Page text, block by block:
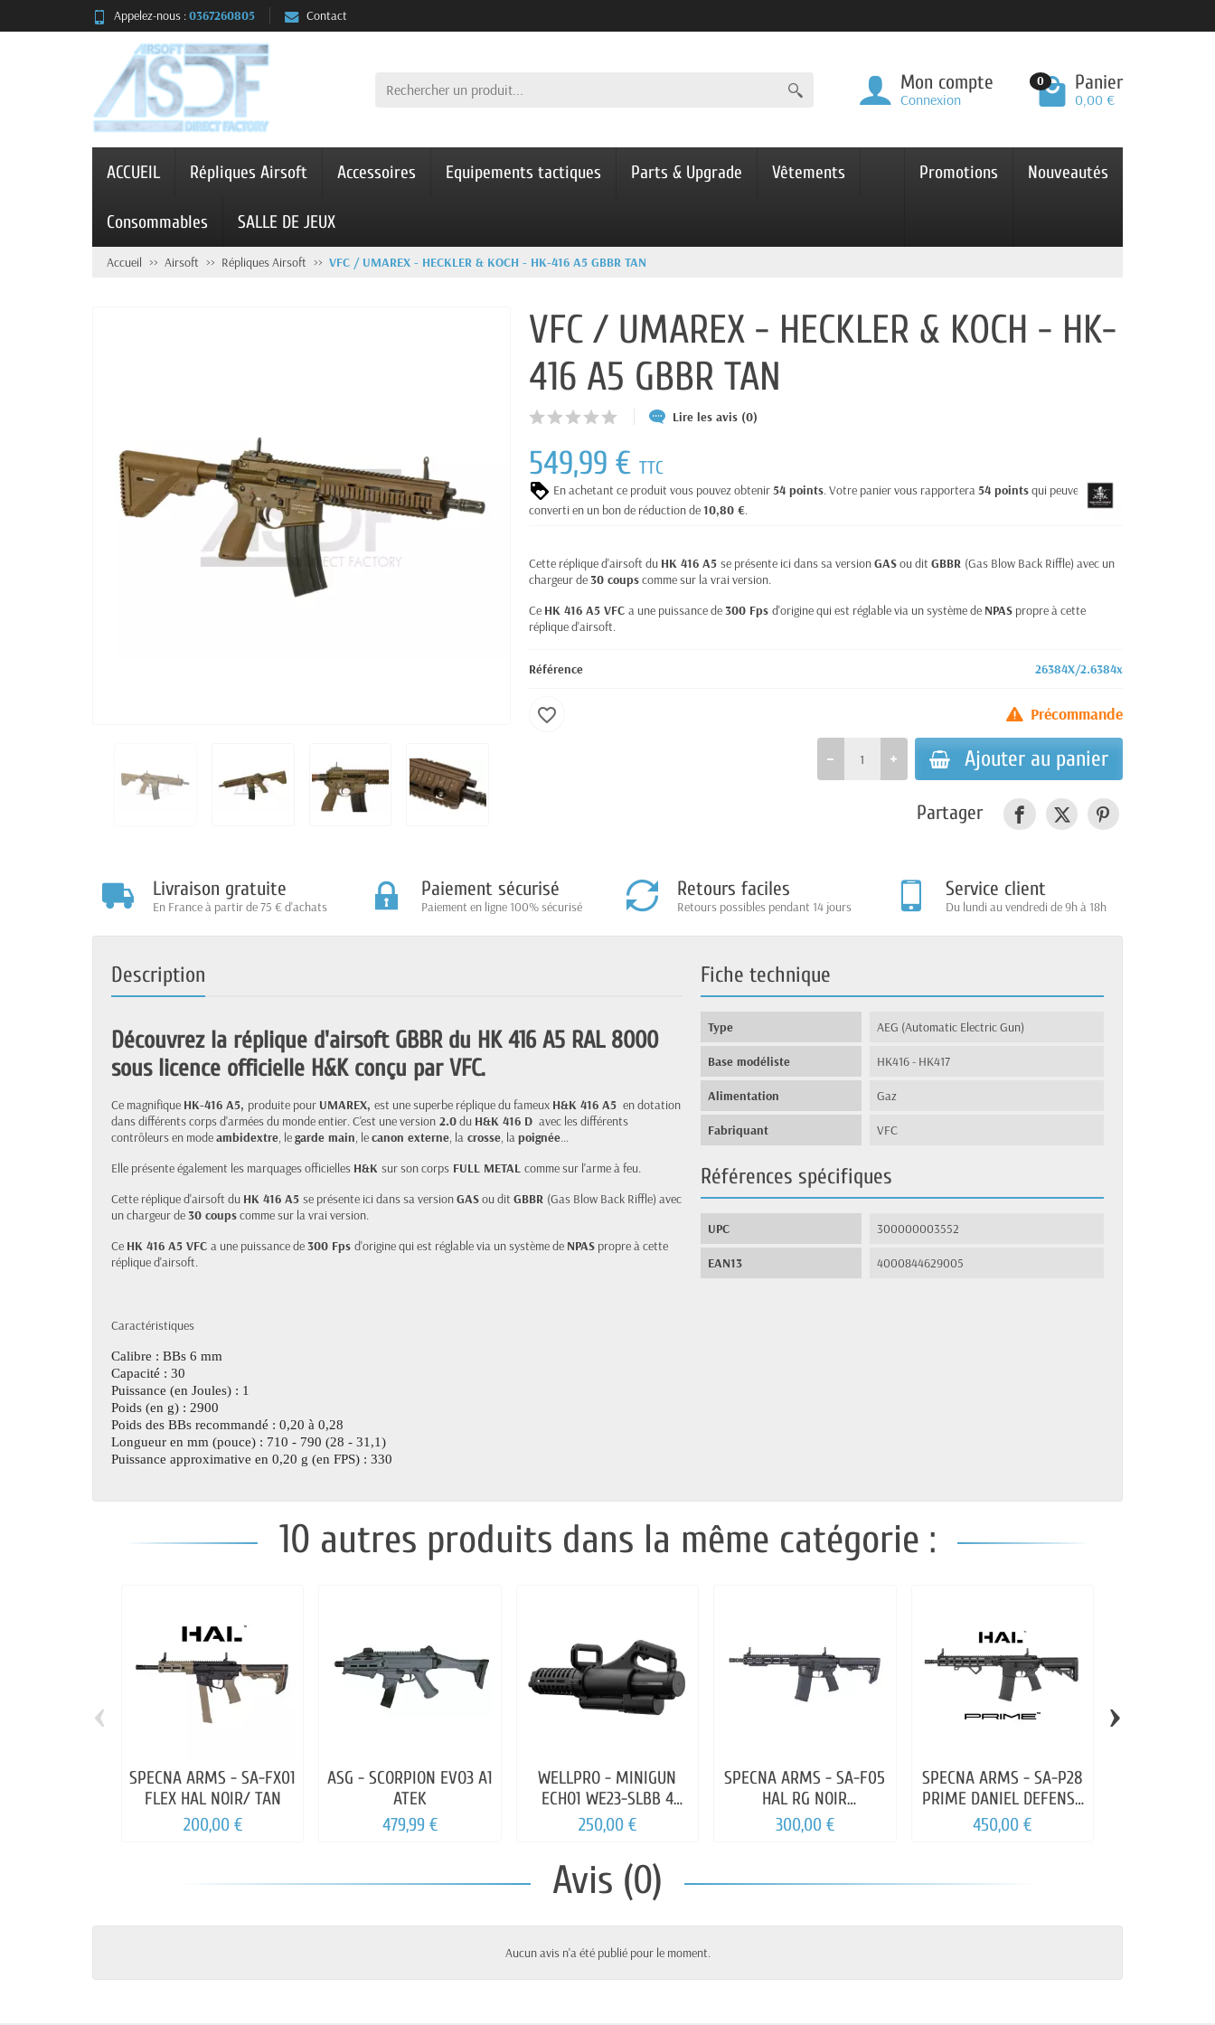
Appelez-nous :0367260805 Contact
Mon compte
Connexion
0 Panier
0,00 €
ACCUEIL Répliques Airsoft Accessoires Equipements tactiques Parts & Upgrade Vêtements
Consommables SALLE DE JEUX
Promotions Nouveautés
Accueil Airsoft Répliques Airsoft VFC / UMAREX - HECKLER & KOCH - HK-416 A5 GBBR TAN
VFC / UMAREX - HECKLER & KOCH - HK-
416 A5 GBBR TAN
Lire les avis (0)
549,99 €TTC
En achetant ce produit vous pouvez obtenir54 points. Votre panier vous rapportera54 pointsqui peuvent être
converti en un bon de réduction de10,80 €.
Cette réplique d'airsoft du HK 416 A5se présente ici dans sa versionGASou ditGBBR (Gas Blow Back Riffle) avec un
chargeur de30 coupscomme sur la vrai version.
Ce HK 416 A5 VFCa une puissance de300 Fpsd'origine qui est réglable via un système de NPAS propre à cette
réplique d'airsoft.
Référence 26384X/2.6384x
Précommande
Ajouter au panier
favorite_border
Partager
Livraison gratuite
En France à partir de 75 € d'achats
Paiement sécurisé
Paiement en ligne 100% sécurisé
Retours faciles
Retours possibles pendant 14 jours
Service client
Du lundi au vendredi de 9h à 18h
Description
Découvrez la réplique d'airsoft GBBR du HK 416 A5 RAL 8000
sous licence officielle H&K conçu par VFC.
Ce magnifique HK-416 A5, produite pour UMAREX, est une superbe réplique du fameux H&K 416 A5 en dotation
dans différents corps d'armées du monde entier. C'est une version 2.0du H&K 416 D avec les différents
contrôleurs en modeambidextre, legarde main, lecanon externe, la crosse, lapoignée...
Elle présente également les marquages officielles H&K sur son corps FULL METAL comme sur l'arme à feu.
Cette réplique d'airsoft du HK 416 A5 se présente ici dans sa versionGASou dit GBBR (Gas Blow Back Riffle) avec
un chargeur de30 coupscomme sur la vrai version.
Ce HK 416 A5 VFC a une puissance de300 Fps d'origine qui est réglable via un système de NPAS propre à cette
réplique d'airsoft.
Caractéristiques
Calibre : BBs 6 mm
Capacité : 30
Puissance (en Joules) : 1
Poids (en g) : 2900
Poids des BBs recommandé : 0,20 à 0,28
Longueur en mm (pouce) : 710 - 790 (28 - 31,1)
Puissance approximative en 0,20 g (en FPS) : 330
Fiche technique
Type AEG (Automatic Electric Gun)
Base modéliste HK416 - HK417
Alimentation Gaz
Fabriquant VFC
Références spécifiques
UPC 300000003552
EAN13 4000844629005
10 autres produits dans la même catégorie :
SPECNA ARMS - SA-FX01
FLEX HAL NOIR/ TAN
200,00 €
ASG - SCORPION EVO3 A1
ATEK
479,99 €
WELLPRO - MINIGUN
ECHO1 WE23-SLBB 4
CANONS 1200 BBs
250,00 €
SPECNA ARMS - SA-F05
HAL RG NOIR
BRUSCHLESS
300,00 €
SPECNA ARMS - SA-P28
PRIME DANIEL DEFENSE
RIS III HAL NOIRE
450,00 €
‹ ›
Avis (0)
Aucun avis n'a été publié pour le moment.